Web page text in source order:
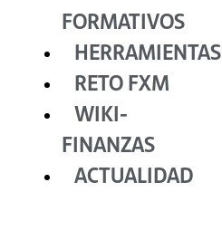
FORMATIVOS
HERRAMIENTAS
RETO FXM
WIKI-
FINANZAS
ACTUALIDAD